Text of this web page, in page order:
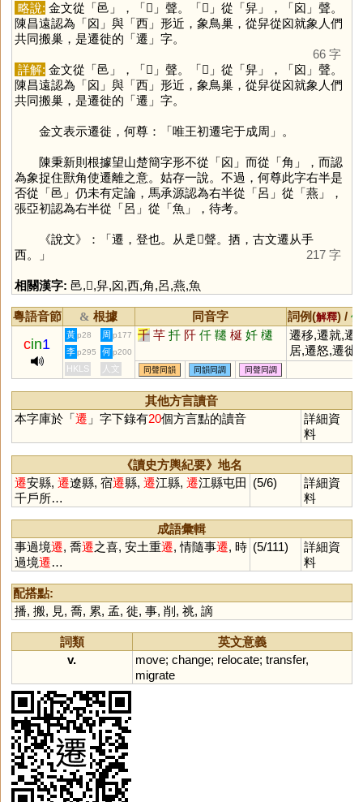
略說: 金文從「邑 」，「𠨧 」聲。「𠨧 」從「舁」，「囟 」聲。
陳昌遠認為「囟 」與「西」形近，象鳥巢，從舁從囟就象人們
共同搬巢，是遷徙的「遷 」字。
66 字
詳解: 金文從「邑 」，「𠨧 」聲。「𠨧 」從「舁」，「囟 」聲。
陳昌遠認為「囟 」與「西」形近，象鳥巢，從舁從囟就象人們
共同搬巢，是遷徙的「遷 」字。
金文表示遷徙，何尊：「唯王初遷宅于成周」。
陳秉新則根據望山楚簡字形不從「囟 」而從「角 」，而認
為象捉住獸角使遷離之意。姑存一說。不過，何尊此字右半是
否從「邑 」仍未有定論，馬承源認為右半從「呂 」從「燕 」，
張亞初認為右半從「呂 」從「魚 」，待考。
《說文》：「遷，登也。从辵𠨧聲。拪，古文遷从手
西。」
217 字
相關漢字: 邑,𠨧,舁,囟,西,角,呂,燕,魚
粵語音節 & 根據 同音字 詞例(解釋) /
cin1
黃 p28 周 p177 千 芊 扦 阡 仟 韆 梴 奷 櫏
遷移,遷就,遷
居,遷怒,遷徙,
遷延,遷善,變
遷,遷地為良
李 p295 何 p200
HKLS 人文 同聲同韻 同韻同調 同聲同調
其他方言讀音
本字庫於「遷 」字下錄有20個方言點的讀音
詳細資
料
《讀史方輿紀要》地名
遷安縣, 遷遼縣, 宿遷縣, 遷江縣, 遷江縣屯田
千戶所…
(5/6)
詳細資
料
成語彙輯
事過境遷, 喬遷之喜, 安土重遷, 情隨事遷, 時
過境遷…
(5/111)
詳細資
料
配搭點:
播, 搬, 見, 喬, 累, 孟, 徙, 事, 削 , 祧, 謫
詞類
英文意義
v.
move; change; relocate; transfer,
migrate